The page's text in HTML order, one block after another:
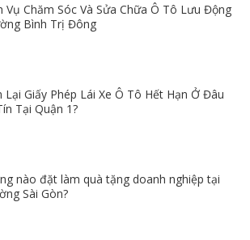
Vụ Chăm Sóc Và Sửa Chữa Ô Tô Lưu Động
Bình Trị Đông
Lại Giấy Phép Lái Xe Ô Tô Hết Hạn Ở Đâu
Tại Quận 1?
nào đặt làm quà tặng doanh nghiệp tại
Sài Gòn?